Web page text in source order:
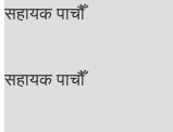
सहायक पाचौँ
सहायक पाचौँ